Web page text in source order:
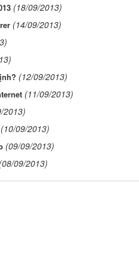
(18/09/2013)
(14/09/2013)
(12/09/2013)
(11/09/2013)
2013)
(10/09/2013)
(09/09/2013)
(08/09/2013)